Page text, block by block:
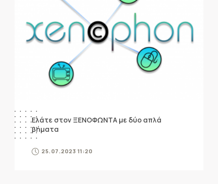
Ελάτε στον ΞΕΝΟΦΩΝΤΑ με δύο απλά
βήματα
25.07.2023 11:20